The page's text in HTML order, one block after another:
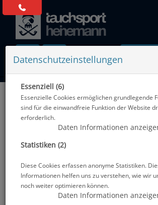
Alle Artikel zeigen aus:
Datenschutzeinstellungen
Essenziell (6)
Essenzielle Cookies ermöglichen grundlegende
sind für die einwandfreie Funktion der Website
erforderlich.
Daten Informationen
Statistiken (2)
Diese Cookies erfassen anonyme Statistiken.
Informationen helfen uns zu verstehen, wie wir
noch weiter optimieren können.
Daten Informationen